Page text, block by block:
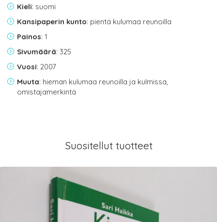
Kieli: suomi
Kansipaperin kunto: pientä kulumaa reunoilla
Painos: 1
Sivumäärä: 325
Vuosi: 2007
Muuta: hieman kulumaa reunoilla ja kulmissa,
omistajamerkintä
Suositellut tuotteet